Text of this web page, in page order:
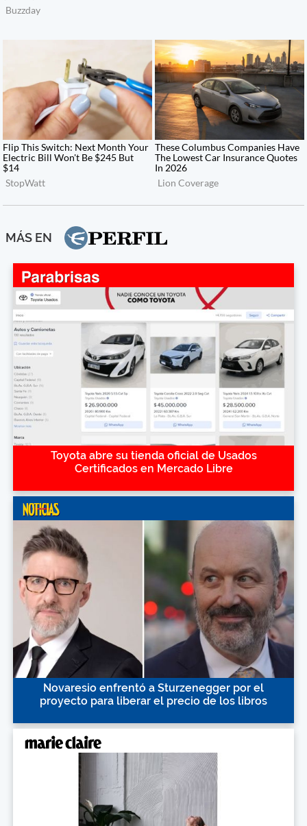
MÁS EN
Toyota abre su tienda oficial de Usados
Certificados en Mercado Libre
Novaresio enfrentó a Sturzenegger por el
proyecto para liberar el precio de los libros